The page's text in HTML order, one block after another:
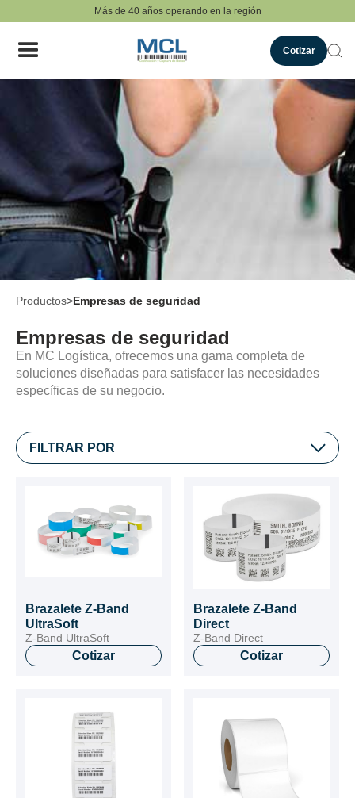
Más de 40 años operando en la región
Cotizar
Productos>Empresas de seguridad
Empresas de seguridad
En MC Logística, ofrecemos una gama completa de
soluciones diseñadas para satisfacer las necesidades
específicas de su negocio.
FILTRAR POR
Brazalete Z-Band
UltraSoft
Z-Band UltraSoft
Cotizar
Brazalete Z-Band
Direct
Z-Band Direct
Cotizar